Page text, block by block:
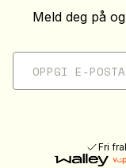
Meld deg på
Fri